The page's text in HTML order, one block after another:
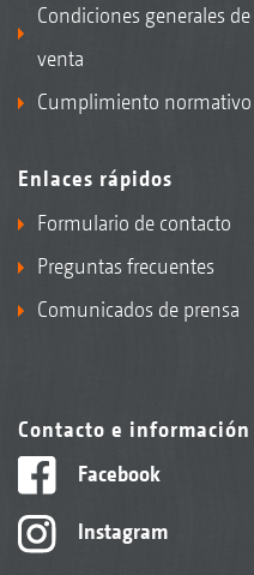
Diferentes variantes de
Luxe» Grammer con
Condiciones generales de
venta
Cumplimiento normativo
Enlaces rápidos
Formulario de contacto
Preguntas frecuentes
Comunicados de prensa
Contacto e información
Facebook
Instagram